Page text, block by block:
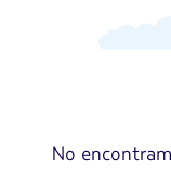
No